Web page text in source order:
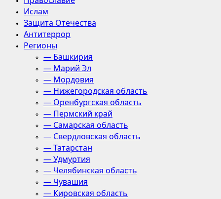
Ислам
Защита Отечества
Антитеррор
Регионы
— Башкирия
— Марий Эл
— Мордовия
— Нижегородская область
— Оренбургская область
— Пермский край
— Самарская область
— Свердловская область
— Татарстан
— Удмуртия
— Челябинская область
— Чувашия
— Кировская область